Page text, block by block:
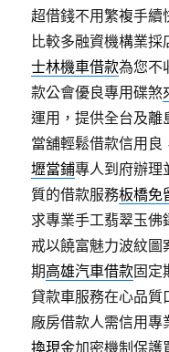
超借錢不用繁複手續
比較多融資機構業
士林機車借款為您不
款公會優良專用碟煞
運用，提供全台及離
當舖輕鬆借款信用
壢當鋪專人到府辦理
質的借款服務板橋免
求專業手工翡翠玉佛
戒以饒富魅力波紋圖
期高雄汽車借款固定
貸款車服務在心品質
廠房借款人需信用
換現金加密機制保護